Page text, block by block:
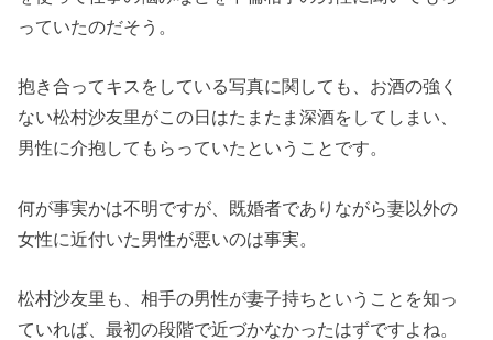
っていたのだそう。
抱き合ってキスをしている写真に関しても、お酒の強く
ない松村沙友里がこの日はたまたま深酒をしてしまい、
男性に介抱してもらっていたということです。
何が事実かは不明ですが、既婚者でありながら妻以外の
女性に近付いた男性が悪いのは事実。
松村沙友里も、相手の男性が妻子持ちということを知っ
ていれば、最初の段階で近づかなかったはずですよね。